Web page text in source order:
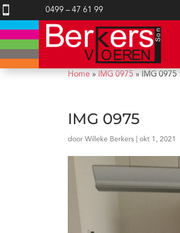
 0499 – 47 61 99
Home » IMG 0975 » IMG 0975
IMG 0975
doorWilleke Berkers |okt 1, 2021